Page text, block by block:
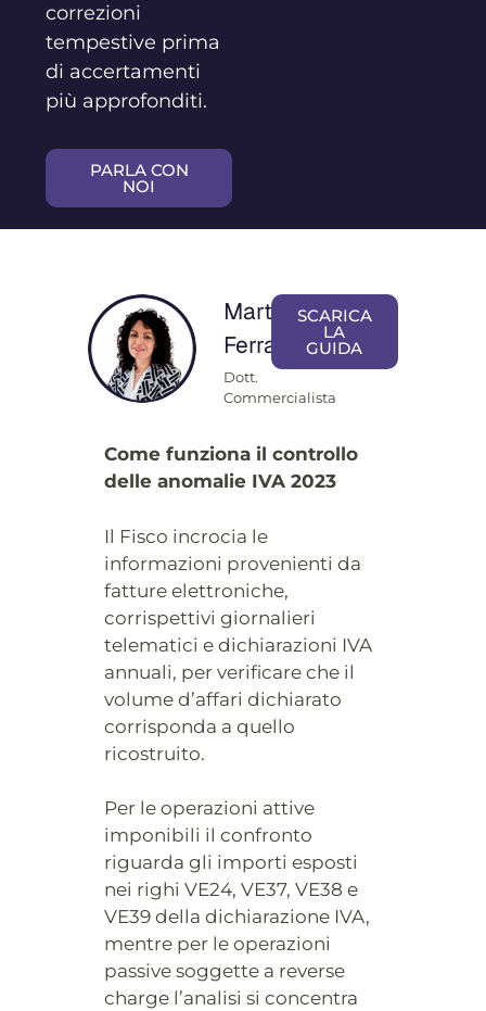
correzioni
tempestive prima
di accertamenti
più approfonditi.
PARLA CON
NOI
Martina
Ferrante
Dott.
Commercialista
SCARICA
LA
GUIDA
Come funziona il controllo
delle anomalie IVA 2023
Il Fisco incrocia le
informazioni provenienti da
fatture elettroniche,
corrispettivi giornalieri
telematici e dichiarazioni IVA
annuali, per verificare che il
volume d’affari dichiarato
corrisponda a quello
ricostruito.
Per le operazioni attive
imponibili il confronto
riguarda gli importi esposti
nei righi VE24, VE37, VE38 e
VE39 della dichiarazione IVA,
mentre per le operazioni
passive soggette a reverse
charge l’analisi si concentra